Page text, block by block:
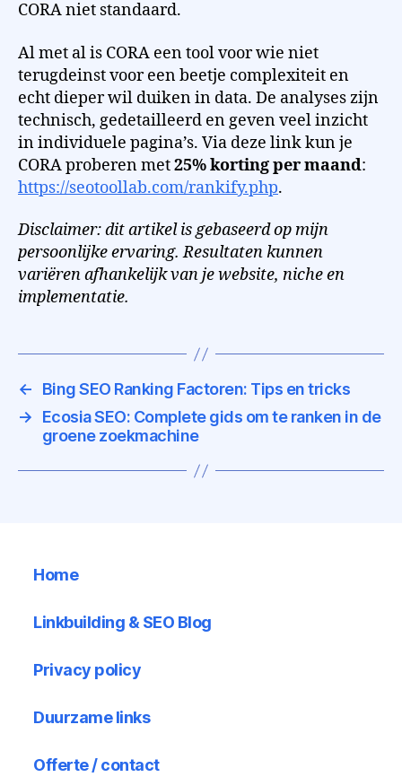
CORA niet standaard.
Al met al is CORA een tool voor wie niet
terugdeinst voor een beetje complexiteit en
echt dieper wil duiken in data. De analyses zijn
technisch, gedetailleerd en geven veel inzicht
in individuele pagina’s. Via deze link kun je
CORA proberen met25% korting per maand:
https://seotoollab.com/rankify.php.
Disclaimer: dit artikel is gebaseerd op mijn
persoonlijke ervaring. Resultaten kunnen
variëren afhankelijk van je website, niche en
implementatie.
←
Bing SEO Ranking Factoren: Tips en tricks
→
Ecosia SEO: Complete gids om te ranken in de
groene zoekmachine
Home
Linkbuilding & SEO Blog
Privacy policy
Duurzame links
Offerte / contact